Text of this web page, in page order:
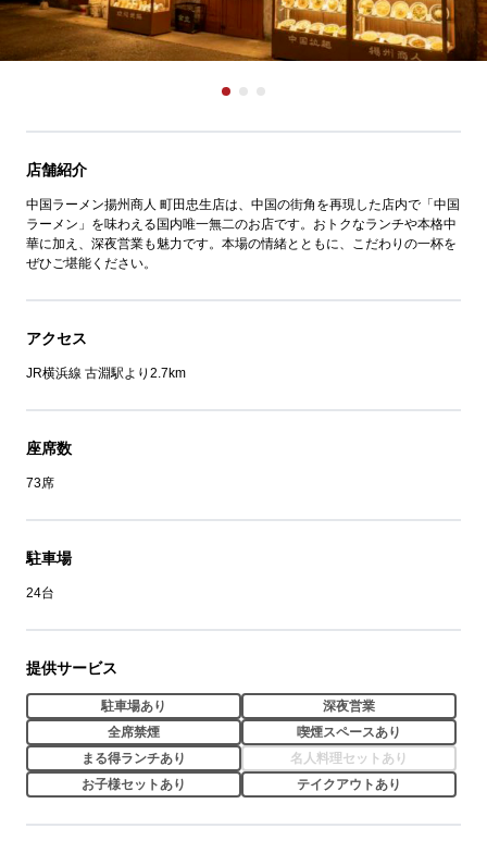
店舗紹介
中国ラーメン揚州商人 町田忠生店は、中国の街角を再現した店内で「中国
ラーメン」を味わえる国内唯一無二のお店です。おトクなランチや本格中
華に加え、深夜営業も魅力です。本場の情緒とともに、こだわりの一杯を
ぜひご堪能ください。
アクセス
JR横浜線 古淵駅より2.7km
座席数
73席
駐車場
24台
提供サービス
駐車場あり
深夜営業
全席禁煙
喫煙スペースあり
まる得ランチあり
名人料理セットあり
お子様セットあり
テイクアウトあり